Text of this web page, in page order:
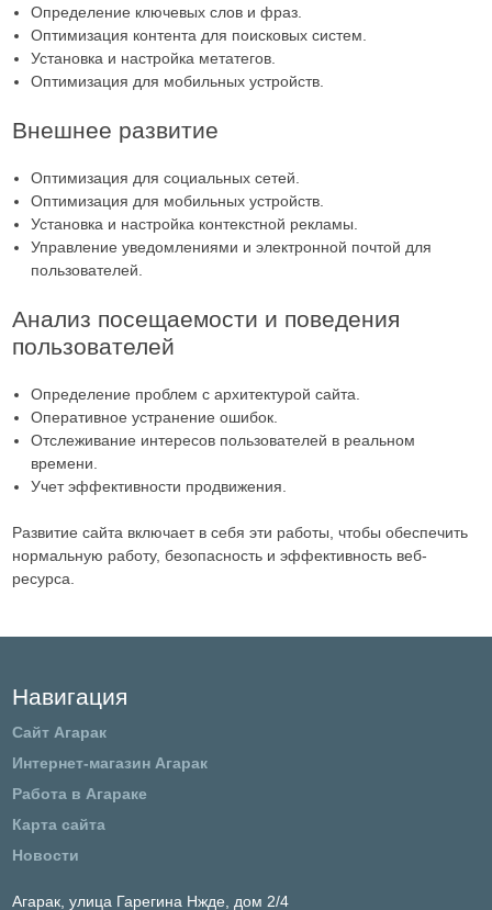
Определение ключевых слов и фраз.
Оптимизация контента для поисковых систем.
Установка и настройка метатегов.
Оптимизация для мобильных устройств.
Внешнее развитие
Оптимизация для социальных сетей.
Оптимизация для мобильных устройств.
Установка и настройка контекстной рекламы.
Управление уведомлениями и электронной почтой для
пользователей.
Анализ посещаемости и поведения
пользователей
Определение проблем с архитектурой сайта.
Оперативное устранение ошибок.
Отслеживание интересов пользователей в реальном
времени.
Учет эффективности продвижения.
Развитие сайта включает в себя эти работы, чтобы обеспечить
нормальную работу, безопасность и эффективность веб-
ресурса.
Навигация
Сайт Агарак
Интернет-магазин Агарак
Работа в Агараке
Карта сайта
Новости
Агарак, улица Гарегина Нжде, дом 2/4